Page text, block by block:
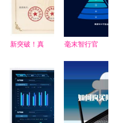
疆电力职工
技术创新一
等奖
态
新突破！真
北京新技术
新产品（服
务）认证
毫末智行官
态伙伴冲刺
自动驾驶
3.0时代